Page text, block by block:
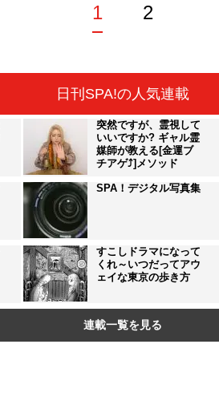
1 2
日刊SPA!の人気連載
突然ですが、霊視して
いいですか? ギャル霊
媒師が教える[金運ブ
チアゲ⤴]メソッド
SPA！デジタル写真集
すこしドラマになって
くれ～いつだってアウ
ェイな東京の歩き方
連載一覧を見る